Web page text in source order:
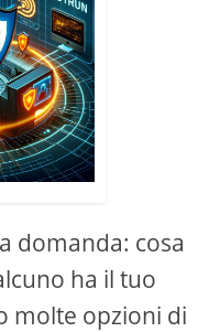
domanda: cosa
ha il tuo
molte opzioni di